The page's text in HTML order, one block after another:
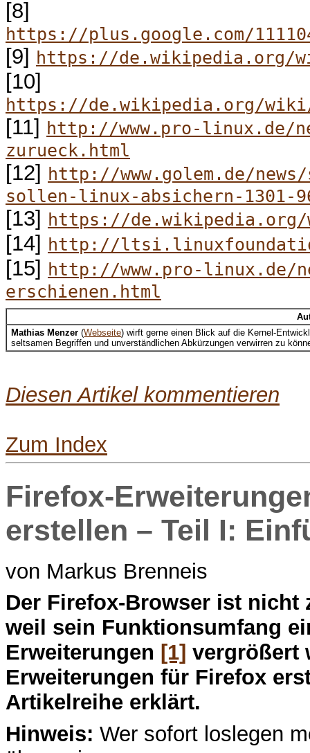
[8]
https://plus.google.com/
[9] https://de.wikipedia.org/
[10]
https://de.wikipedia.org/wiki/
[11] http://www.pro-linux.de/
zurueck.html
[12] http://www.golem.de/
sollen-linux-absichern-1301-
[13] https://de.wikipedia.org/
[14] http://
[15] http://www.pro-linux.de/
erschienen.html
Mathias Menzer (Webseite) wirft gerne einen Blick auf die Kernel-
seltsamen Begriffen und unverständlichen Abkürzungen verwirren zu
Diesen Artikel kommentieren
Zum Index
Firefox-
erstellen – Teil I:
von Markus Brenneis
Der Firefox-Browser ist nicht
weil sein Funktionsumfang
Erweiterungen [1] vergrößert
Erweiterungen für Firefox
Artikelreihe erklärt.
Hinweis: Wer sofort loslegen